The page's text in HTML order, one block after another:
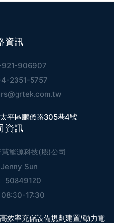
資訊
921-906907
2351-5757
平區鵬儀路305巷4號
資訊
慧能源科技(股)公司
Jenny Sun
50849120
08:30-17:30
效率充儲設備規劃建置/動力電